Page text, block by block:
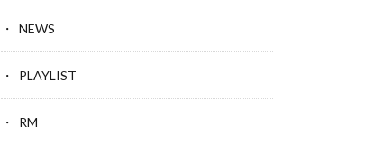
NEWS
PLAYLIST
RM